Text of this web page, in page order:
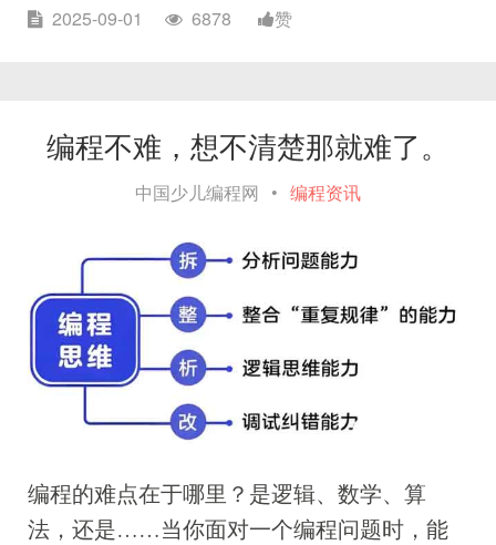
2025-09-01 6878 赞
编程不难，想不清楚那就难了。
中国少儿编程网 • 编程资讯
编程的难点在于哪里？是逻辑、数学、算
法，还是……当你面对一个编程问题时，能